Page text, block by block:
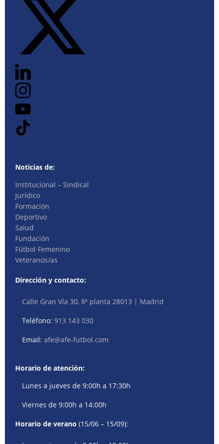
Noticias de:
Institucional – Sindical
Jurídico
Formación
Deportivo
Salud
Fundación
Fútbol Femenino
Veteranos/as
Dirección y contacto:
Calle Gran Vía 30, 8ª planta 28013 | Madrid
Teléfono:913 143 030
Email:afe@afe-futbol.com
Horario de atención:
Lunes a jueves de 9:00h a 17:30h
Viernes de 9:00h a 14:00h
Horario de verano (15/06 – 15/09):